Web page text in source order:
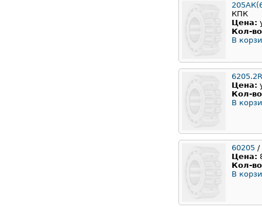
КПК
Цена:
Кол-
В
Цена:
Кол-
В
60205 /
Цена:
Кол-
В